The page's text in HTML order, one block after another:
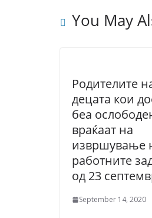
You May
Родителите
децата кои
беа
враќаат на
извршување
работните
од 23
September 14, 2020